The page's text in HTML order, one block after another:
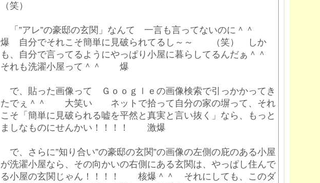
（笑）
「”アレ”の豪邸の玄関」なんて 一言も言ってないのに＾＾
爆 自分でそれこそ簡単に見破られてるし～～ （笑） しか
も、自分で言ってるようにやっぱり小屋に暮らしてるんだぁ＾＾
それも洗濯小屋って＾＾ 爆
で、貼った画像って Ｇｏｏｇｌｅの画像検索で引っかかってき
たでぇ＾＾ 大笑い ネットで拾って自分の家の塀って、それ
こそ「簡単に見破られる嘘を平然と真実と言い抜く」なら、もっと
ましなものにせんかい！！！！ 激爆
で、さらに”知り合い”の豪邸の玄関”の画像の左側の庇のある小屋
が洗濯小屋なら、その向かいの右側にある玄関は、やっぱし住んで
る小屋の玄関じゃん！！！！ 核爆＾＾ それにしても、このダ